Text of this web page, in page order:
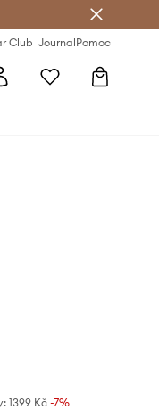
Club JournalPomoc
1399 Kč -7%